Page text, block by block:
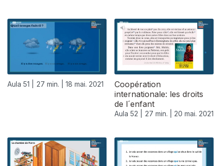
Aula 51 | 27 min. | 18 mai. 2021
Coopération
internationale: les droits
de l´enfant
Aula 52 | 27 min. | 20 mai. 2021